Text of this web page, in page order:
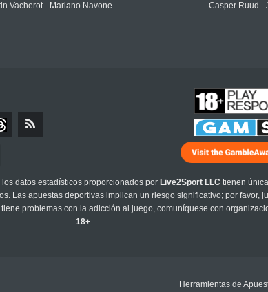
Vacherot - Mariano Navone
Casper Ruud -
datos estadísticos proporcionados por Live2Sport LLC tienen
Las apuestas deportivas implican un riesgo significativo; por favor,
problemas con la adicción al juego, comuníquese con
18+
Herramientas de